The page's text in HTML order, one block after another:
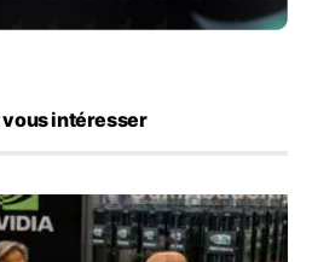
intéresser
pour un montage de 500